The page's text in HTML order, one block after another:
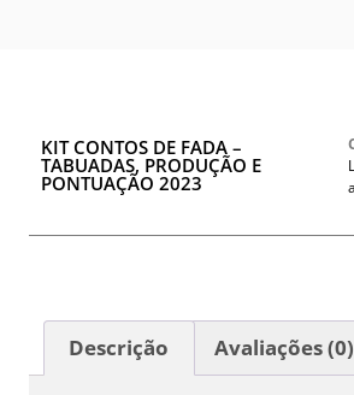
KIT CONTOS DE FADA –
TABUADAS, PRODUÇÃO E
PONTUAÇÃO 2023
Descrição Avaliações (0)